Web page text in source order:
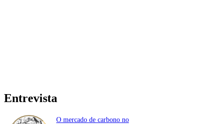
Entrevista
O mercado de carbono no